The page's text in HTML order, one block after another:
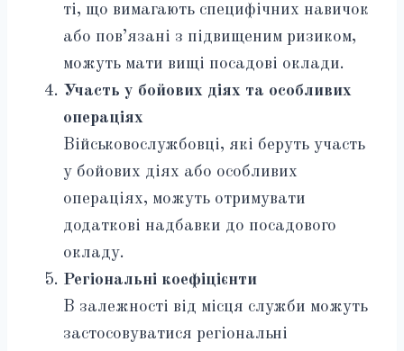
ті, що вимагають специфічних навичок
або пов’язані з підвищеним ризиком,
можуть мати вищі посадові оклади.
Участь у бойових діях та особливих
операціях
Військовослужбовці, які беруть участь
у бойових діях або особливих
операціях, можуть отримувати
додаткові надбавки до посадового
окладу.
Регіональні коефіцієнти
В залежності від місця служби можуть
застосовуватися регіональні